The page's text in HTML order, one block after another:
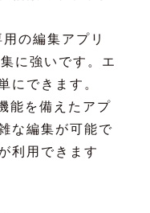
の編集アプリ
に強いです。エ
にできます。
能を備えたアプ
な編集が可能で
利用できます